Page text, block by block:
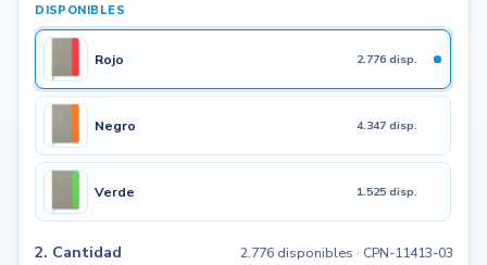
DISPONIBLES
Rojo 2.776 disp.
Negro 4.347 disp.
Verde 1.525 disp.
2. Cantidad 2.776 disponibles · CPN-11413-03